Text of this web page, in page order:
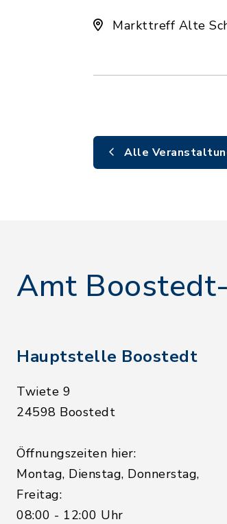
Markttreff Alte
Alle
Amt
Hauptstelle Boostedt
Twiete 9
24598 Boostedt
Öffnungszeiten hier:
Montag, Dienstag, Donnerstag,
Freitag:
08:00 - 12:00 Uhr